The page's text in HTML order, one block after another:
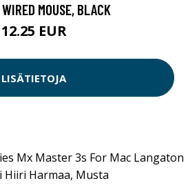
MOUSE, BLACK
12.25 EUR
LISÄTIETOJA